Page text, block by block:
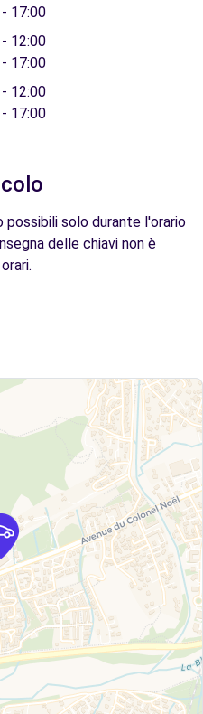
17:00
12:00
17:00
12:00
17:00
solo durante l'orario
delle chiavi non è